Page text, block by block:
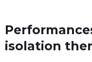
isolation